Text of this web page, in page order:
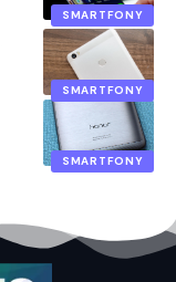
SMARTFONY
SMARTFONY
SMARTFONY